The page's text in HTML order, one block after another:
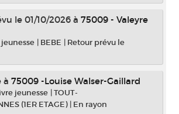
le 01/10/2026 à 75009 - Valeyre
| BEBE | Retour prévu le
à 75009 -Louise Walser-Gaillard
jeunesse |TOUT-
(1ER ETAGE) | En rayon